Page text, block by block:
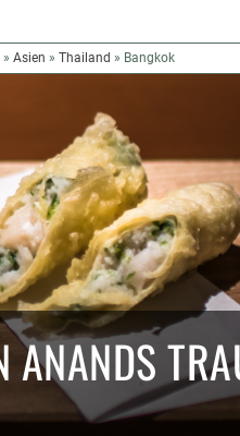
» Asien » Thailand » Bangkok
ANANDS